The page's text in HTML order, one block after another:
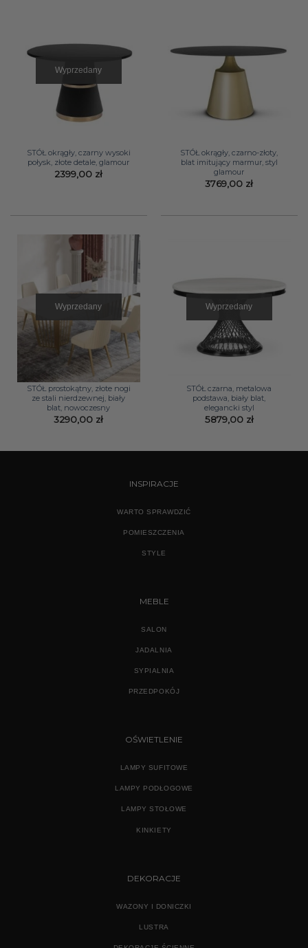
Wyprzedany
STÓŁ okrągły, czarny wysoki
połysk, złote detale, glamour
2399,00 zł
STÓŁ okrągły, czarno-złoty,
blat imitujący marmur, styl
glamour
3769,00 zł
Wyprzedany
STÓŁ prostokątny, złote nogi
ze stali nierdzewnej, biały
blat, nowoczesny
3290,00 zł
Wyprzedany
STÓŁ czarna, metalowa
podstawa, biały blat,
elegancki styl
5879,00 zł
INSPIRACJE
WARTO SPRAWDZIĆ
POMIESZCZENIA
STYLE
MEBLE
SALON
JADALNIA
SYPIALNIA
PRZEDPOKÓJ
OŚWIETLENIE
LAMPY SUFITOWE
LAMPY PODŁOGOWE
LAMPY STOŁOWE
KINKIETY
DEKORACJE
WAZONY I DONICZKI
LUSTRA